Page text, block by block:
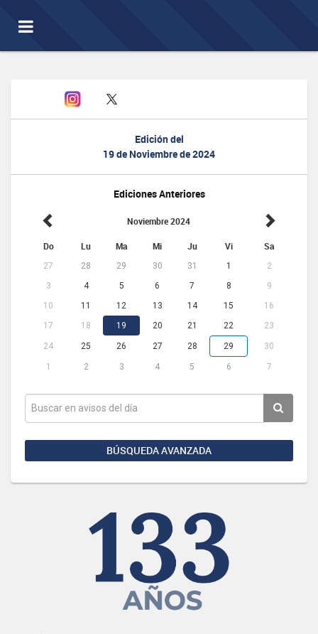
Toggle
navigation
Edición del
19 de Noviembre de 2024
Ediciones Anteriores
Noviembre 2024
Do Lu Ma Mi Ju Vi Sa
27 28 29 30 31 1
2
3
4 5 6 7 8
9
10
11 12 13 14 15
16
17
18 19 20 21 22 23
24 25 26 27 28 29 30
1 2 3 4 5 6 7
BÚSQUEDA AVANZADA